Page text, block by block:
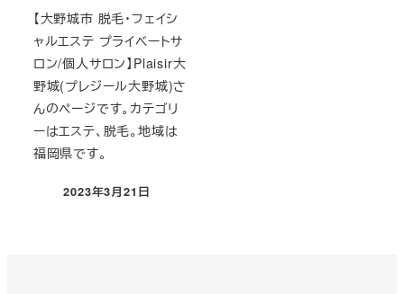
【大野城市 脱毛・フェイシ
ャルエステ プライベートサ
ロン/個人サロン】Plaisir大
野城(プレジール大野城)さ
んのページです。カテゴリ
ーはエステ、脱毛。地域は
福岡県です。
投稿日
2023年3月21日